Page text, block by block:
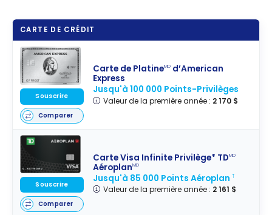
CARTE DE CRÉDIT
Carte de PlatineMD d’American
Express
Jusqu'à 100 000 Points-Privilèges
Valeur de la première année : 2 170 $
Souscrire
Comparer
Carte Visa Infinite Privilège* TDMD
AéroplanMD
Jusqu'à 85 000 Points Aéroplan†
Valeur de la première année : 2 161 $
Souscrire
Comparer